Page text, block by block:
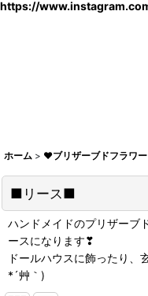
https://
ホーム > ♥ブリザーブドフラワ
■リース■
ハンドメイドのプリザーブ
ースになります❣
ドールハウスに飾ったり、
*´艸｀)